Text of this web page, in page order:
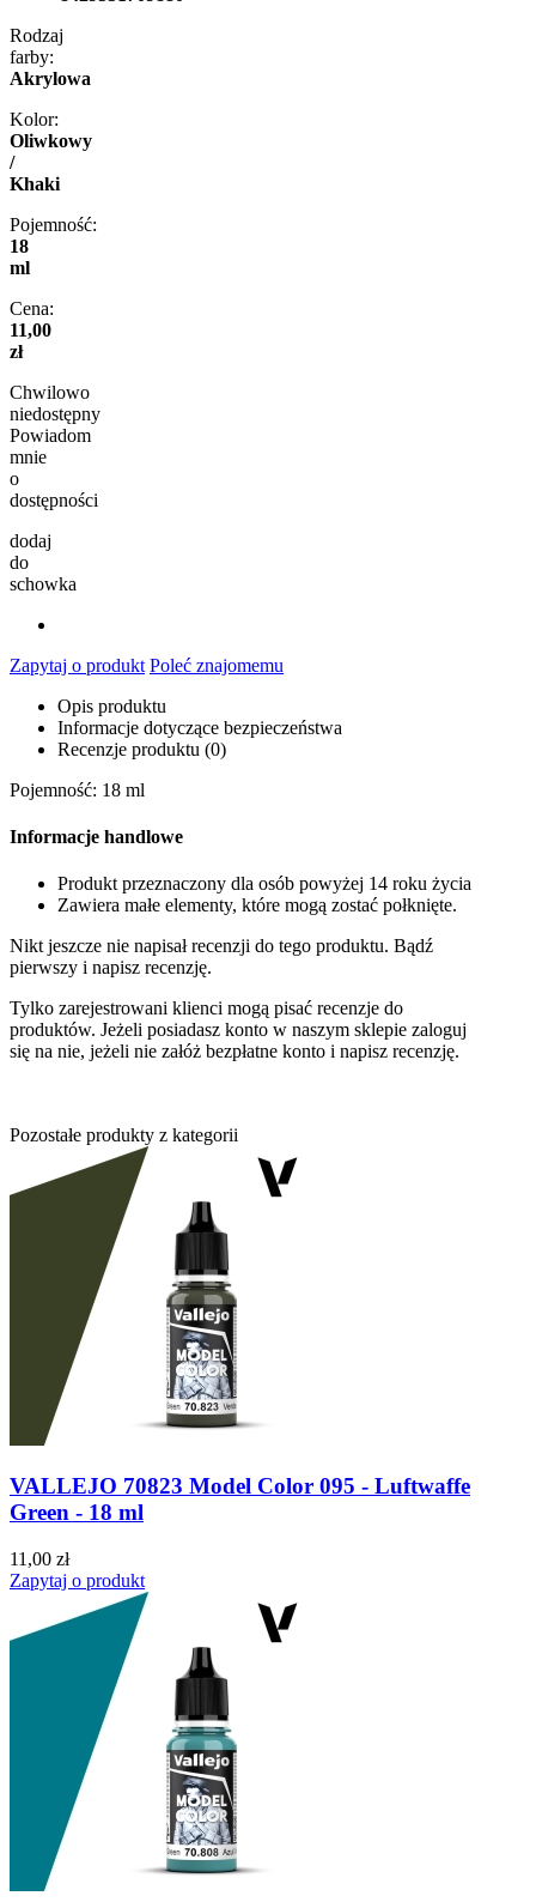
Rodzaj
farby:
Akrylowa
Kolor:
Oliwkowy
/
Khaki
Pojemność:
18
ml
Cena:
11,00
zł
Chwilowo
niedostępny
Powiadom
mnie
o
dostępności
dodaj
do
schowka
Zapytaj o produkt Poleć znajomemu
Opis produktu
Informacje dotyczące bezpieczeństwa
Recenzje produktu (0)
Pojemność: 18 ml
Informacje handlowe
Produkt przeznaczony dla osób powyżej 14 roku życia
Zawiera małe elementy, które mogą zostać połknięte.
Nikt jeszcze nie napisał recenzji do tego produktu. Bądź
pierwszy i napisz recenzję.
Tylko zarejestrowani klienci mogą pisać recenzje do
produktów. Jeżeli posiadasz konto w naszym sklepie zaloguj
się na nie, jeżeli nie załóż bezpłatne konto i napisz recenzję.
Pozostałe produkty z kategorii
VALLEJO 70823 Model Color 095 - Luftwaffe
Green - 18 ml
11,00 zł
Zapytaj o produkt